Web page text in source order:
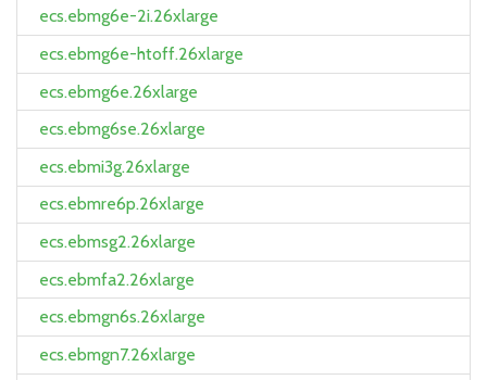
ecs.ebmg6e-2i.26xlarge
ecs.ebmg6e-htoff.26xlarge
ecs.ebmg6e.26xlarge
ecs.ebmg6se.26xlarge
ecs.ebmi3g.26xlarge
ecs.ebmre6p.26xlarge
ecs.ebmsg2.26xlarge
ecs.ebmfa2.26xlarge
ecs.ebmgn6s.26xlarge
ecs.ebmgn7.26xlarge